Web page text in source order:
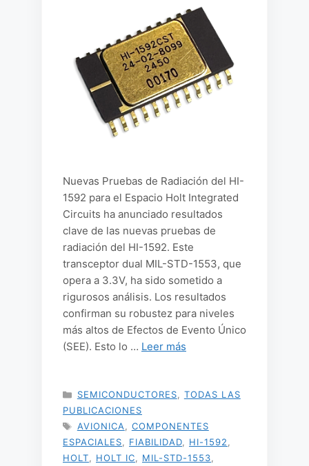
Nuevas Pruebas de Radiación del HI-
1592 para el Espacio Holt Integrated
Circuits ha anunciado resultados
clave de las nuevas pruebas de
radiación del HI-1592. Este
transceptor dual MIL-STD-1553, que
opera a 3.3V, ha sido sometido a
rigurosos análisis. Los resultados
confirman su robustez para niveles
más altos de Efectos de Evento Único
(SEE). Esto lo … Leer más
CATEGORÍAS
SEMICONDUCTORES
TODAS LAS
PUBLICACIONES
ETIQUETAS
AVIONICA
COMPONENTES
ESPACIALES
FIABILIDAD HI-1592
HOLT
HOLT IC MIL-STD-1553